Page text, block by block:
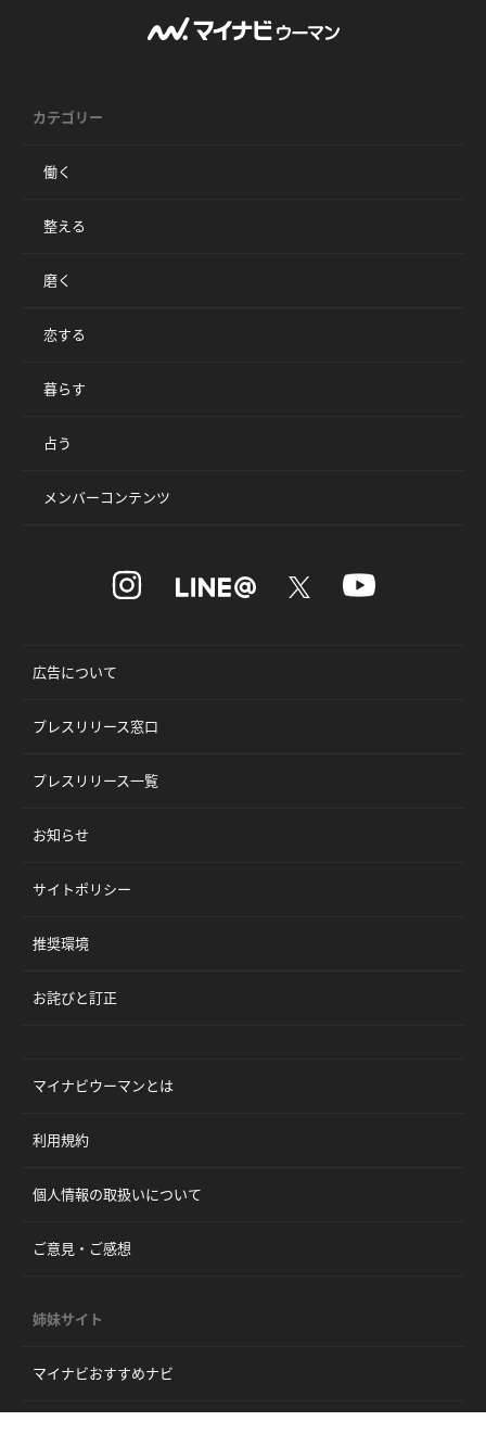
カテゴリー
働く
整える
磨く
恋する
暮らす
占う
メンバーコンテンツ
広告について
プレスリリース窓口
プレスリリース一覧
お知らせ
サイトポリシー
推奨環境
お詫びと訂正
マイナビウーマンとは
利用規約
個人情報の取扱いについて
ご意見・ご感想
姉妹サイト
マイナビおすすめナビ